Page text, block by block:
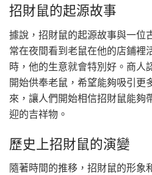
招財鼠的起源故事
據說，招財鼠的起源故事與一位
常在夜間看到老鼠在他的店鋪裡
時，他的生意就會特別好。商人
開始供奉老鼠，希望能夠吸引更
來，讓人們開始相信招財鼠能夠
迎的吉祥物。
歷史上招財鼠的演變
隨著時間的推移，招財鼠的形象